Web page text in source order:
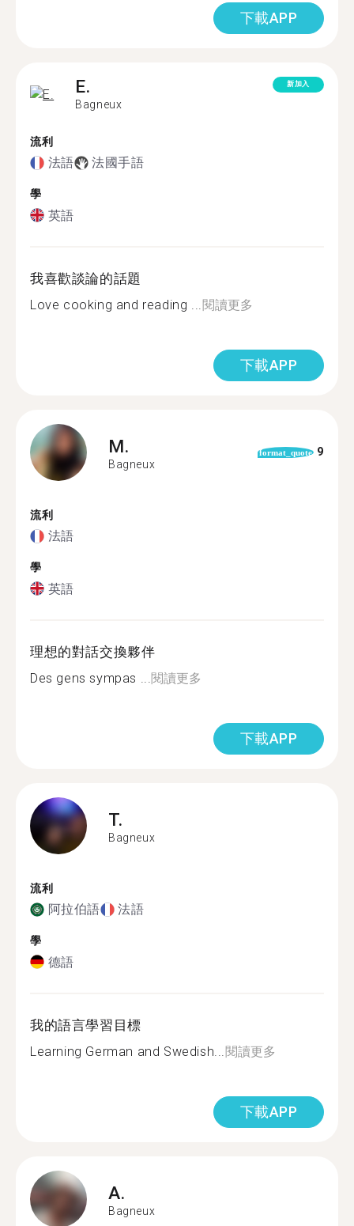
下載APP
E.
Bagneux
新加入
流利
法語 法國手語
學
英語
我喜歡談論的話題
Love cooking and reading ... 閱讀更多
下載APP
M.
Bagneux
format_quote 9
流利
法語
學
英語
理想的對話交換夥伴
Des gens sympas ... 閱讀更多
下載APP
T.
Bagneux
流利
阿拉伯語 法語
學
德語
我的語言學習目標
Learning German and Swedish... 閱讀更多
下載APP
A.
Bagneux